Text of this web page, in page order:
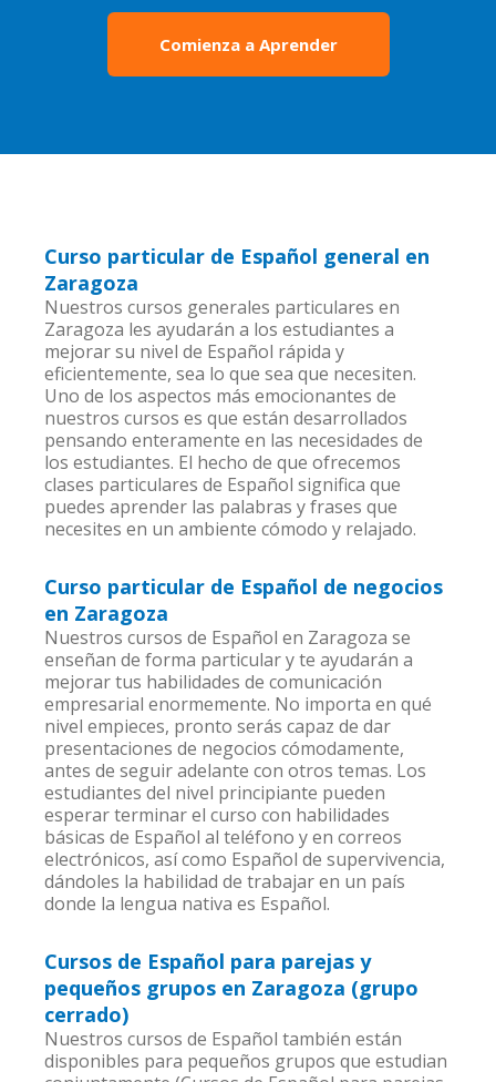
Comienza a Aprender
Curso particular de Español general en
Zaragoza
Nuestros cursos generales particulares en
Zaragoza les ayudarán a los estudiantes a
mejorar su nivel de Español rápida y
eficientemente, sea lo que sea que necesiten.
Uno de los aspectos más emocionantes de
nuestros cursos es que están desarrollados
pensando enteramente en las necesidades de
los estudiantes. El hecho de que ofrecemos
clases particulares de Español significa que
puedes aprender las palabras y frases que
necesites en un ambiente cómodo y relajado.
Curso particular de Español de negocios
en Zaragoza
Nuestros cursos de Español en Zaragoza se
enseñan de forma particular y te ayudarán a
mejorar tus habilidades de comunicación
empresarial enormemente. No importa en qué
nivel empieces, pronto serás capaz de dar
presentaciones de negocios cómodamente,
antes de seguir adelante con otros temas. Los
estudiantes del nivel principiante pueden
esperar terminar el curso con habilidades
básicas de Español al teléfono y en correos
electrónicos, así como Español de supervivencia,
dándoles la habilidad de trabajar en un país
donde la lengua nativa es Español.
Cursos de Español para parejas y
pequeños grupos en Zaragoza (grupo
cerrado)
Nuestros cursos de Español también están
disponibles para pequeños grupos que estudian